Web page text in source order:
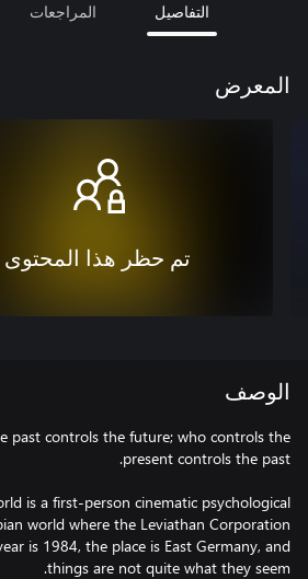
التفاصيل المراجعات
المعرض
تم حظر هذا المحتوى
الوصف
past controls the future; who controls the
is a first-person cinematic psychological
world where the Leviathan Corporation
is 1984, the place is East Germany, and